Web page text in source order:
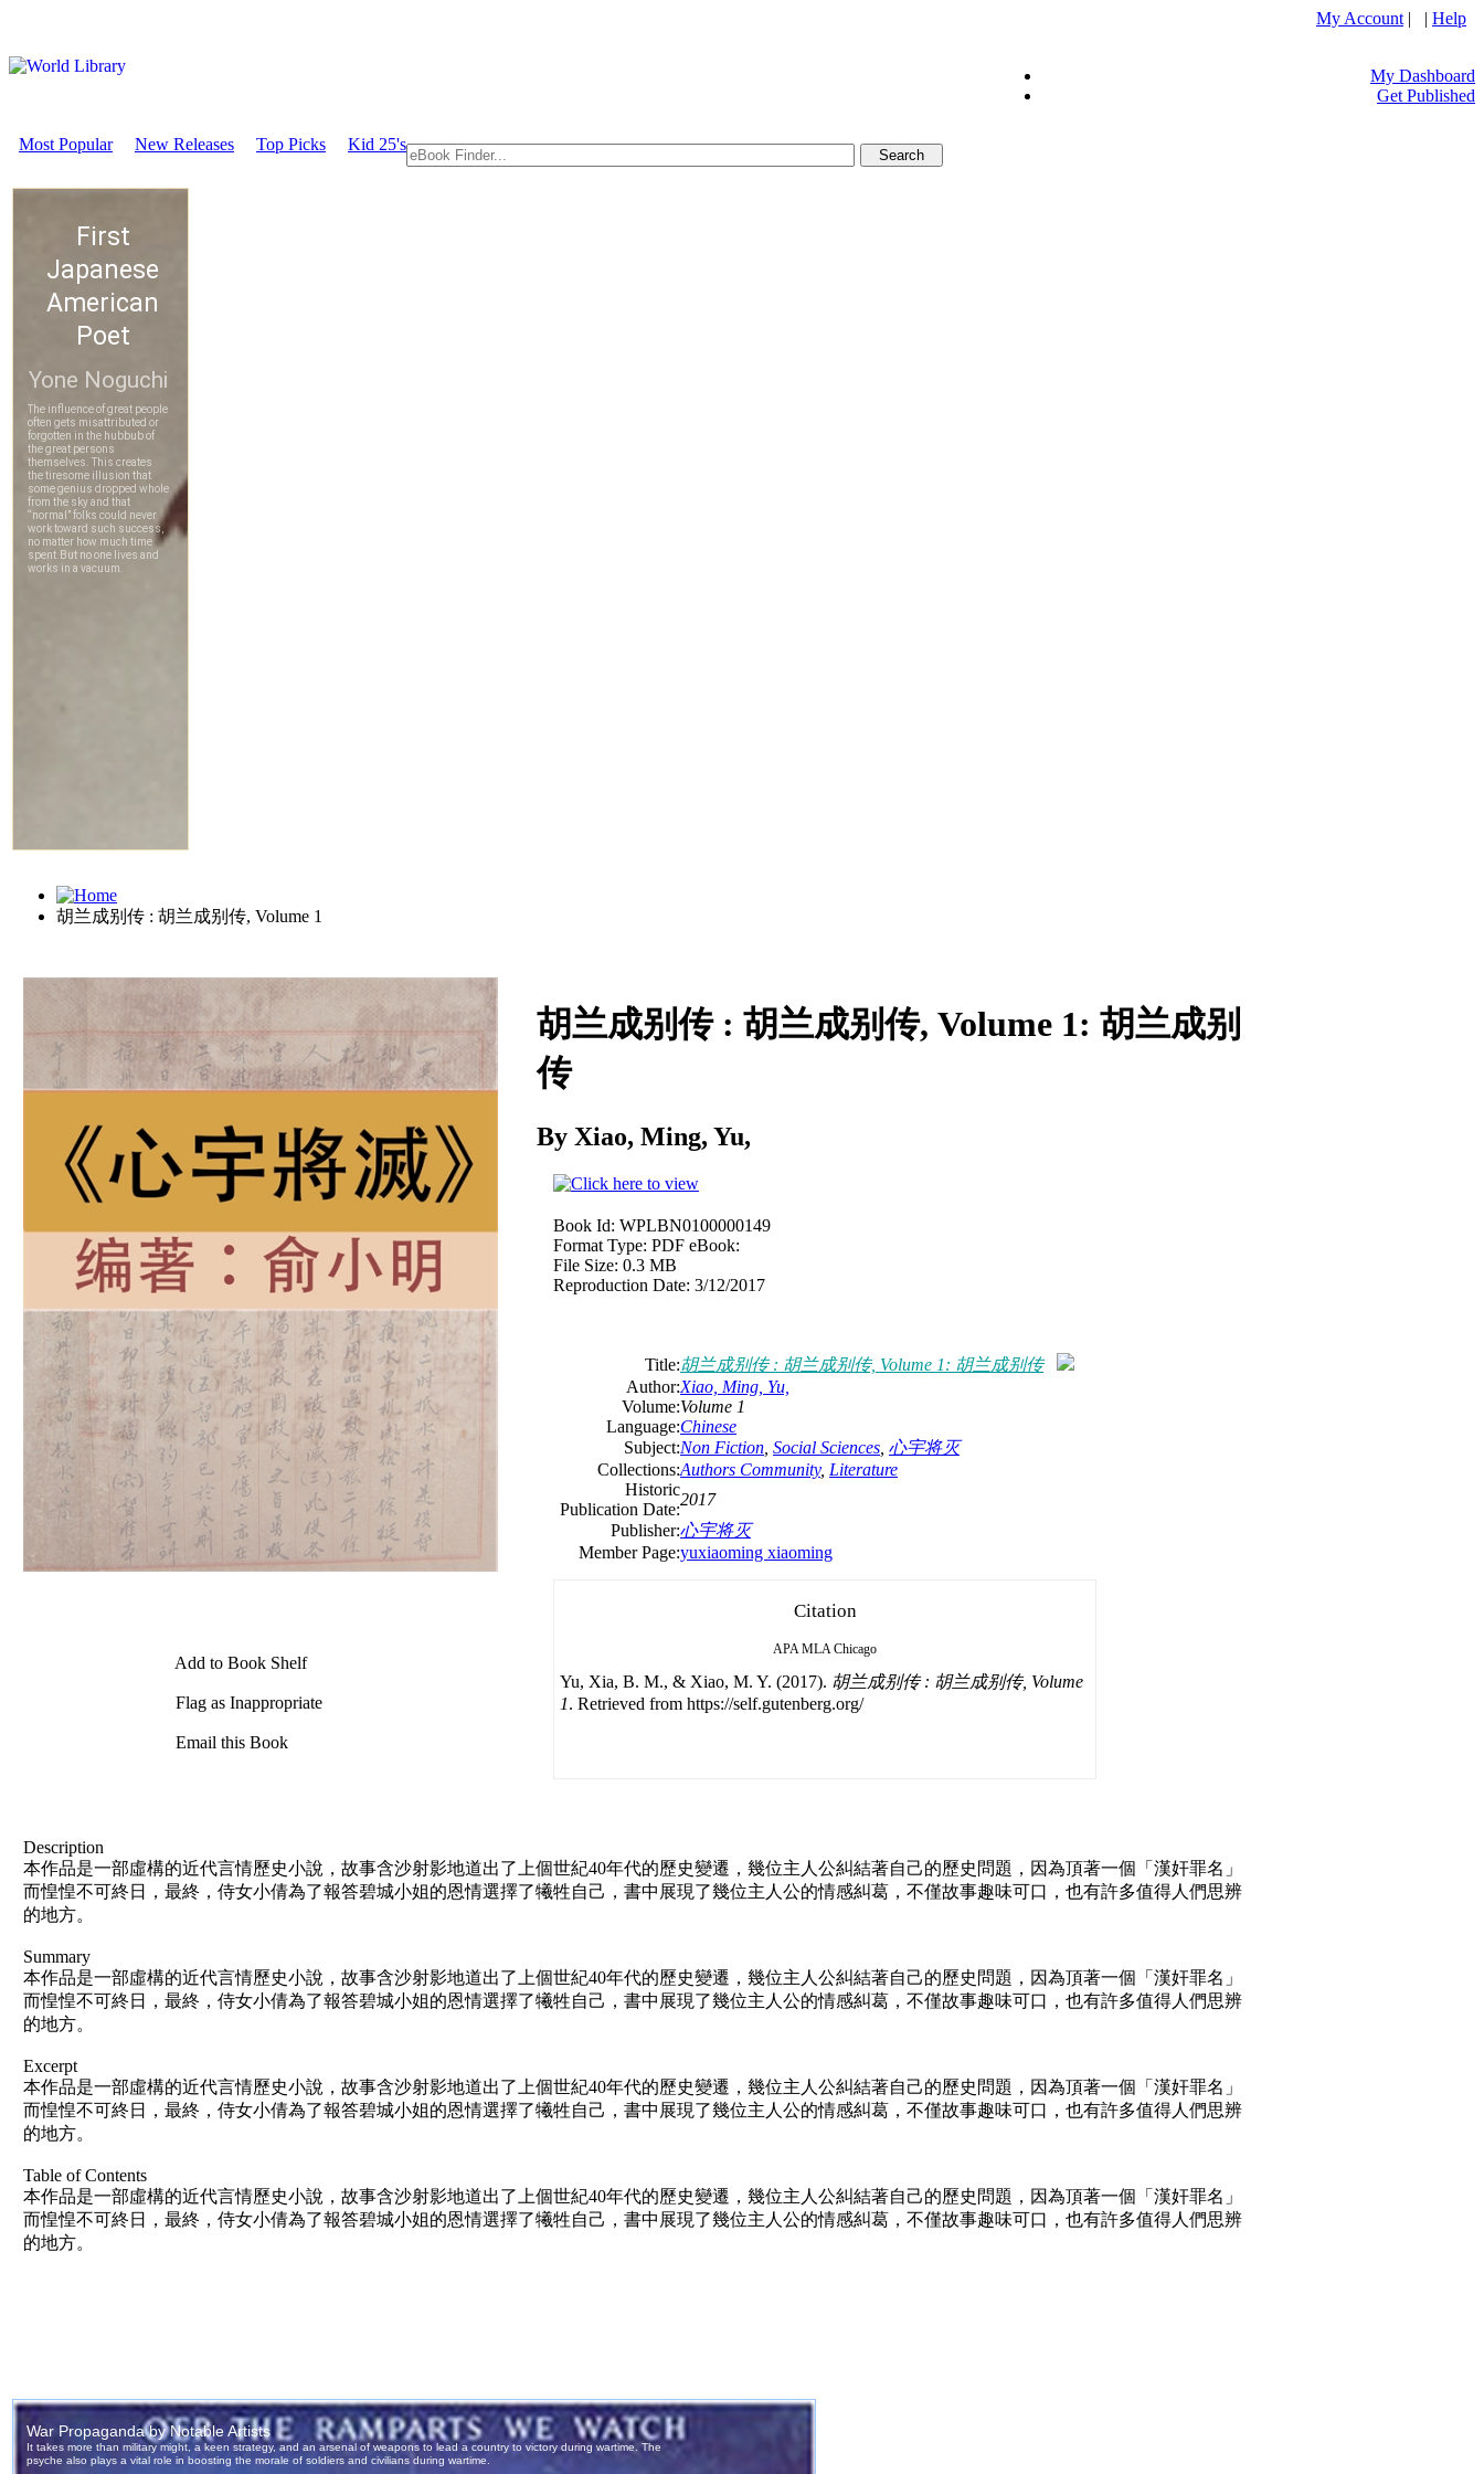
My Account | | Help
My Dashboard
Get Published
Most Popular New Releases Top Picks Kid 25's
胡兰成别传 : 胡兰成别传, Volume 1
Add to Book Shelf
Flag as Inappropriate
Email this Book
胡兰成别传 : 胡兰成别传, Volume 1: 胡兰成别
传
By Xiao, Ming, Yu,
Book Id: WPLBN0100000149
Format Type: PDF eBook:
File Size: 0.3 MB
Reproduction Date: 3/12/2017
Title:胡兰成别传 : 胡兰成别传, Volume 1: 胡兰成别传
Author:Xiao, Ming, Yu,
Volume:Volume 1
Language:Chinese
Subject:Non Fiction Social Sciences 心宇将灭
Collections:Authors Community, Literature
Historic
Publication Date:
2017
Publisher:心宇将灭
Member Page:yuxiaoming xiaoming
Citation
APA MLA Chicago
Yu, Xia, B. M., & Xiao, M. Y. (2017). 胡兰成别传 : 胡兰成别传, Volume
1. Retrieved from https://self.gutenberg.org/
Description
本作品是一部虛構的近代言情歷史小說，故事含沙射影地道出了上個世紀40年代的歷史變遷，幾位主人公糾結著自己的歷史問題，因為頂著一個「漢奸罪名」
而惶惶不可終日，最終，侍女小倩為了報答碧城小姐的恩情選擇了犧牲自己，書中展現了幾位主人公的情感糾葛，不僅故事趣味可口，也有許多值得人們思辨
的地方。
Summary
本作品是一部虛構的近代言情歷史小說，故事含沙射影地道出了上個世紀40年代的歷史變遷，幾位主人公糾結著自己的歷史問題，因為頂著一個「漢奸罪名」
而惶惶不可終日，最終，侍女小倩為了報答碧城小姐的恩情選擇了犧牲自己，書中展現了幾位主人公的情感糾葛，不僅故事趣味可口，也有許多值得人們思辨
的地方。
Excerpt
本作品是一部虛構的近代言情歷史小說，故事含沙射影地道出了上個世紀40年代的歷史變遷，幾位主人公糾結著自己的歷史問題，因為頂著一個「漢奸罪名」
而惶惶不可終日，最終，侍女小倩為了報答碧城小姐的恩情選擇了犧牲自己，書中展現了幾位主人公的情感糾葛，不僅故事趣味可口，也有許多值得人們思辨
的地方。
Table of Contents
本作品是一部虛構的近代言情歷史小說，故事含沙射影地道出了上個世紀40年代的歷史變遷，幾位主人公糾結著自己的歷史問題，因為頂著一個「漢奸罪名」
而惶惶不可終日，最終，侍女小倩為了報答碧城小姐的恩情選擇了犧牲自己，書中展現了幾位主人公的情感糾葛，不僅故事趣味可口，也有許多值得人們思辨
的地方。